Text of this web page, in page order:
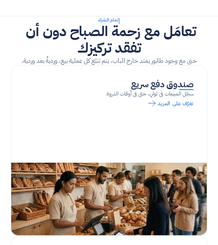
إتمام الشراء
تفقد تركيزك
حتى مع وجود طابور يمتد خارج الباب، يتم تتبّع كل عملية بيع، ورديةً بعد وردية.
صندوق دفع سريع
سجّل المبيعات في ثوانٍ، حتى في أوقات الذروة.
تعرّف على المزيد